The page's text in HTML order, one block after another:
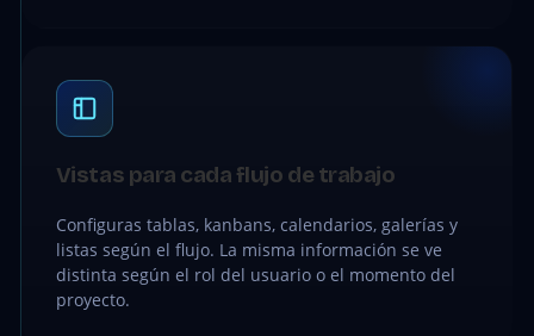
Vistas para cada flujo de trabajo
Configuras tablas, kanbans, calendarios, galerías y
listas según el flujo. La misma información se ve
distinta según el rol del usuario o el momento del
proyecto.